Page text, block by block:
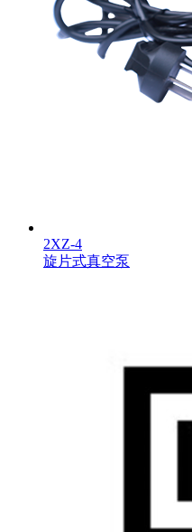
2XZ-4
旋片式真空泵